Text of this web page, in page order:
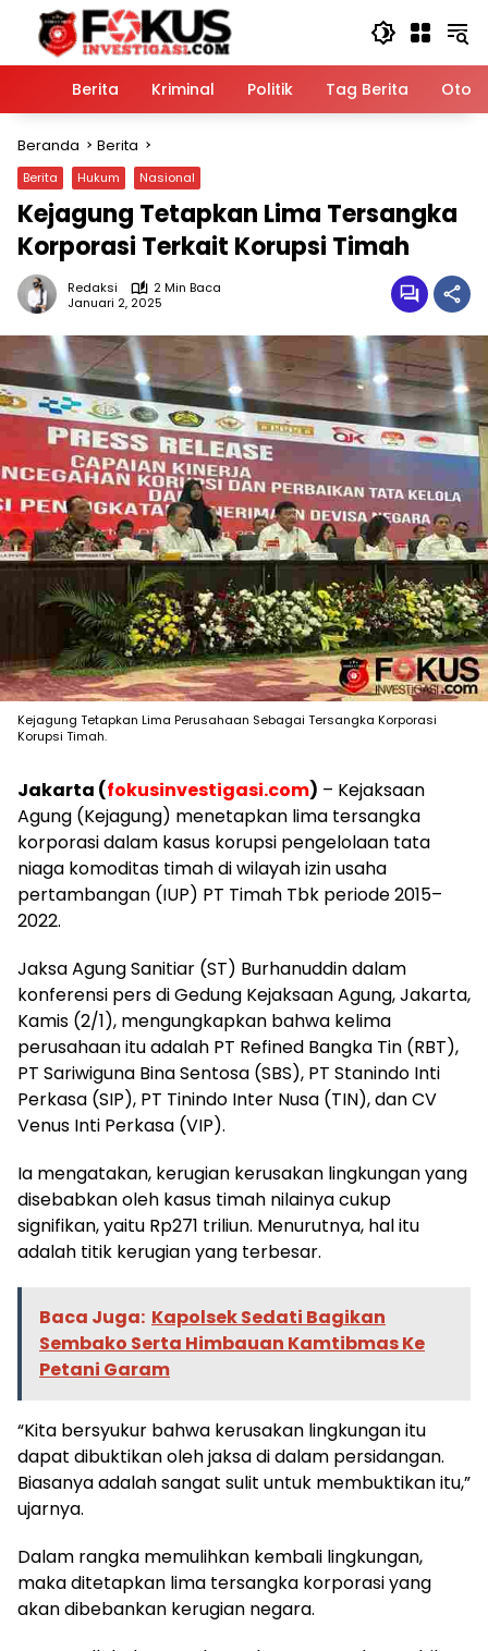
Langsung
konten
HomeBerita Kriminal Politik Tag Berita
Beranda Berita
Berita Hukum Nasional
Kejagung Tetapkan Lima Tersangka
Korporasi Terkait Korupsi Timah
Redaksi
2 Min Baca
Januari 2, 2025
Kejagung Tetapkan Lima Perusahaan Sebagai Tersangka Korporasi
Korupsi Timah.
Jakarta (fokusinvestigasi.com) – Kejaksaan
Agung (Kejagung) menetapkan lima tersangka
korporasi dalam kasus korupsi pengelolaan tata
niaga komoditas timah di wilayah izin usaha
pertambangan (IUP) PT Timah Tbk periode 2015–
2022.
Jaksa Agung Sanitiar (ST) Burhanuddin dalam
konferensi pers di Gedung Kejaksaan Agung, Jakarta,
Kamis (2/1), mengungkapkan bahwa kelima
perusahaan itu adalah PT Refined Bangka Tin (RBT),
PT Sariwiguna Bina Sentosa (SBS), PT Stanindo Inti
Perkasa (SIP), PT Tinindo Inter Nusa (TIN), dan CV
Venus Inti Perkasa (VIP).
Ia mengatakan, kerugian kerusakan lingkungan yang
disebabkan oleh kasus timah nilainya cukup
signifikan, yaitu Rp271 triliun. Menurutnya, hal itu
adalah titik kerugian yang terbesar.
Baca Juga: Kapolsek Sedati Bagikan
Sembako Serta Himbauan Kamtibmas Ke
Petani Garam
“Kita bersyukur bahwa kerusakan lingkungan itu
dapat dibuktikan oleh jaksa di dalam persidangan.
Biasanya adalah sangat sulit untuk membuktikan itu,”
ujarnya.
Dalam rangka memulihkan kembali lingkungan,
maka ditetapkan lima tersangka korporasi yang
akan dibebankan kerugian negara.